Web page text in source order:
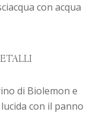
con acqua
di Biolemon e
con il panno